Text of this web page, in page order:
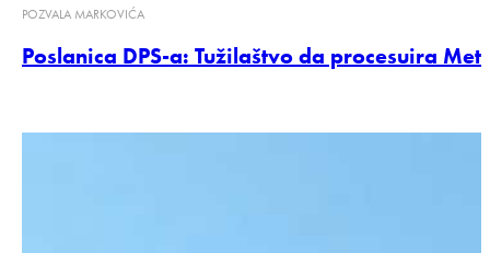
POZVALA MARKOVIĆA
Poslanica DPS-a: Tužilaštvo da procesuira